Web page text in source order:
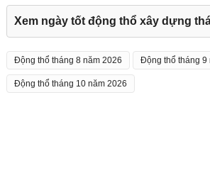
Xem ngày tốt động thổ xây dựng
Động thổ tháng 8 năm 2026 Động thổ tháng 9
Động thổ tháng 10 năm 2026